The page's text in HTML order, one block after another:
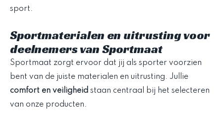
sport.
Sportmaterialen en uitrusting voor
deelnemers van Sportmaat
Sportmaat zorgt ervoor dat jij als sporter voorzien
bent van de juiste materialen en uitrusting. Jullie
comfort en veiligheid staan centraal bij het selecteren
van onze producten.